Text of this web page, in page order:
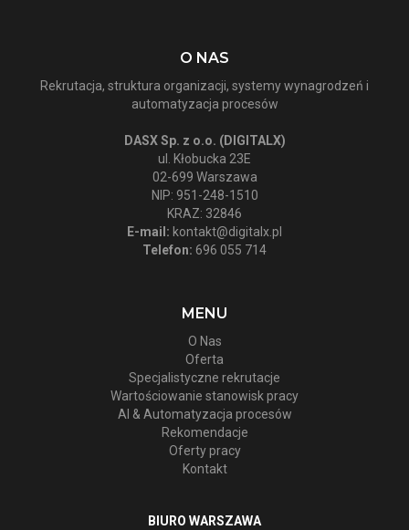
O NAS
Rekrutacja, struktura organizacji, systemy wynagrodzeń i
automatyzacja procesów
DASX Sp. z o.o. (DIGITALX)
ul. Kłobucka 23E
02-699 Warszawa
NIP: 951-248-1510
KRAZ: 32846
E-mail: kontakt@digitalx.pl
Telefon: 696 055 714
MENU
O Nas
Oferta
Specjalistyczne rekrutacje
Wartościowanie stanowisk pracy
AI & Automatyzacja procesów
Rekomendacje
Oferty pracy
Kontakt
BIURO WARSZAWA